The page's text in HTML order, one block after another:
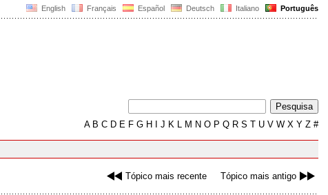
English Français Español Deutsch Italiano Português
AB C D E F G H J K L M N O P Q R S T U V W X Y Z #
Tópico mais recente Tópico mais antigo